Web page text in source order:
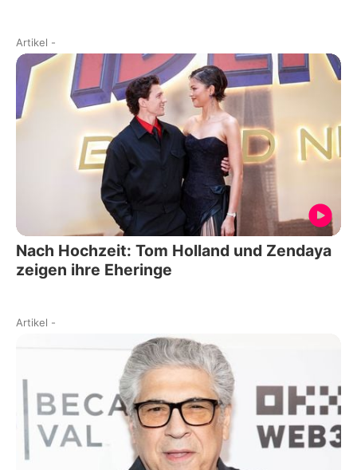
Artikel -
Nach Hochzeit: Tom Holland und Zendaya
zeigen ihre Eheringe
Artikel -